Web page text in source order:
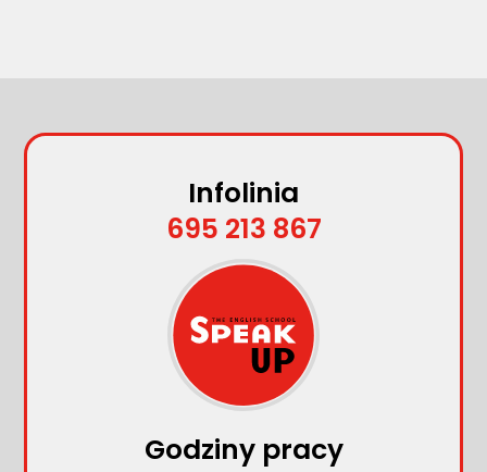
Infolinia
695 213 867
Godziny pracy